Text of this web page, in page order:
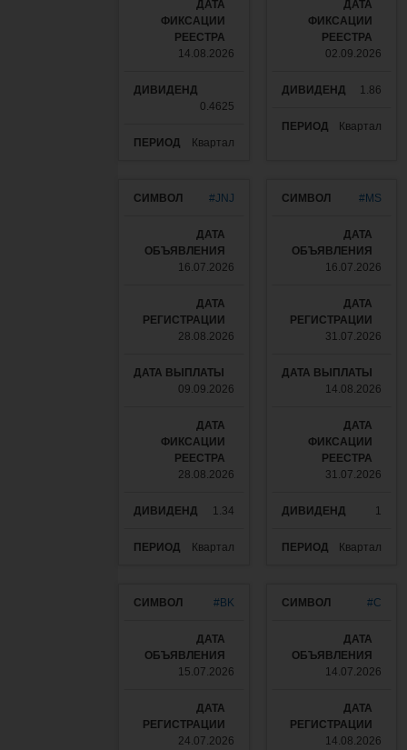
14.08.2026
0.4625
Квартал
02.09.2026
1.86
Квартал
#JNJ
16.07.2026
28.08.2026
09.09.2026
28.08.2026
1.34
Квартал
#MS
16.07.2026
31.07.2026
14.08.2026
31.07.2026
1
Квартал
#BK
15.07.2026
24.07.2026
#C
14.07.2026
14.08.2026